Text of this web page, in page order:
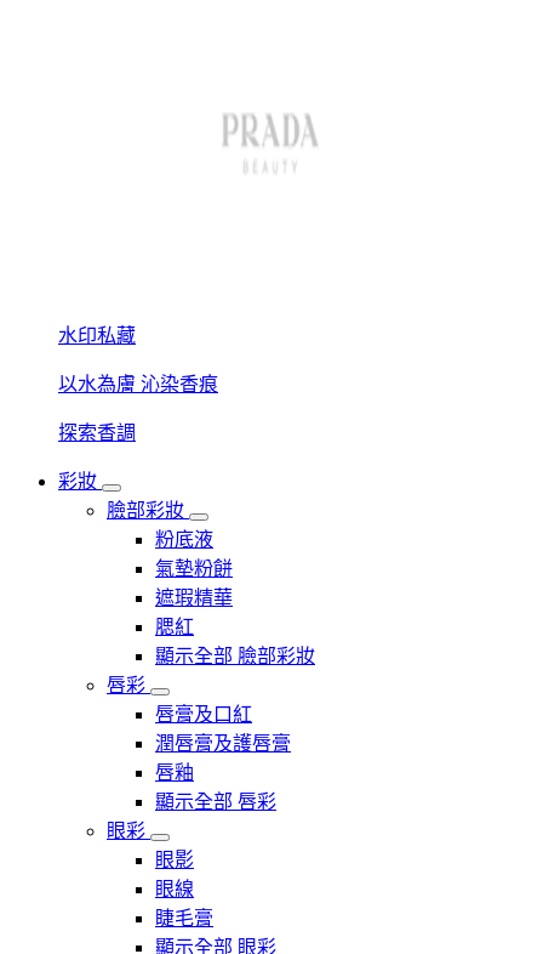
水印私藏
以水為膚 沁染香痕
探索香調
彩妝
臉部彩妝
粉底液
氣墊粉餅
遮瑕精華
腮紅
顯示全部 臉部彩妝
唇彩
唇膏及口紅
潤唇膏及護唇膏
唇釉
顯示全部 唇彩
眼彩
眼影
眼線
睫毛膏
顯示全部 眼彩